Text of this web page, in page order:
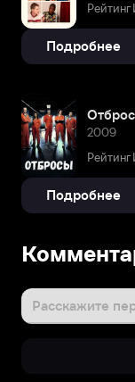
Рейтинг
Подробнее
2009
Рейтинг
Подробнее
Расскажите